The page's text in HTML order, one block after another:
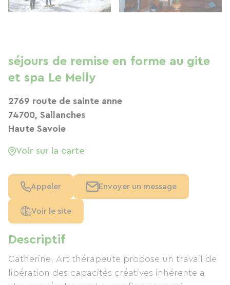
Descriptif
Catherine, Art thérapeute propose un travail de
libération des capacités créatives inhérente a
séjours de remise en forme au gite
et spa Le Melly
2769 route de sainte anne
74700, Sallanches
Haute Savoie
Voir sur la carte
Appeler Envoyer un message
Voir le site